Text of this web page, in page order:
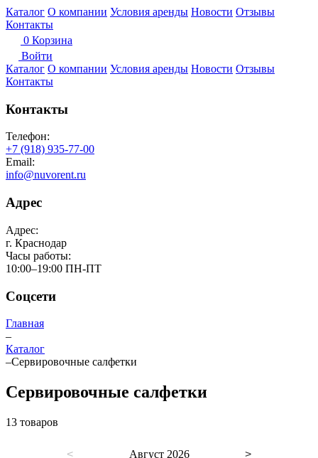
Каталог О компании Условия аренды Новости Отзывы
Контакты
0 Корзина
Войти
Каталог О компании Условия аренды Новости Отзывы
Контакты
Контакты
Телефон:
+7 (918) 935-77-00
Email:
info@nuvorent.ru
Адрес
Адрес:
г. Краснодар
Часы работы:
10:00–19:00 ПН-ПТ
Соцсети
Главная
–
Каталог
–Сервировочные салфетки
Сервировочные салфетки
13 товаров
< Август 2026 >